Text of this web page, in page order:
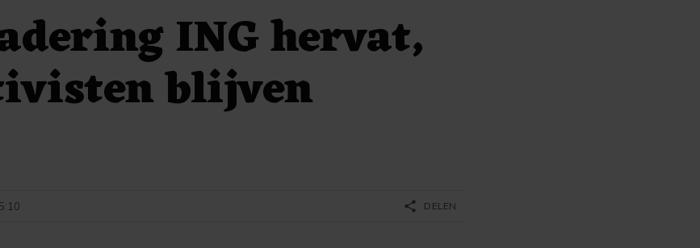
ING hervat,
blijven
share DELEN